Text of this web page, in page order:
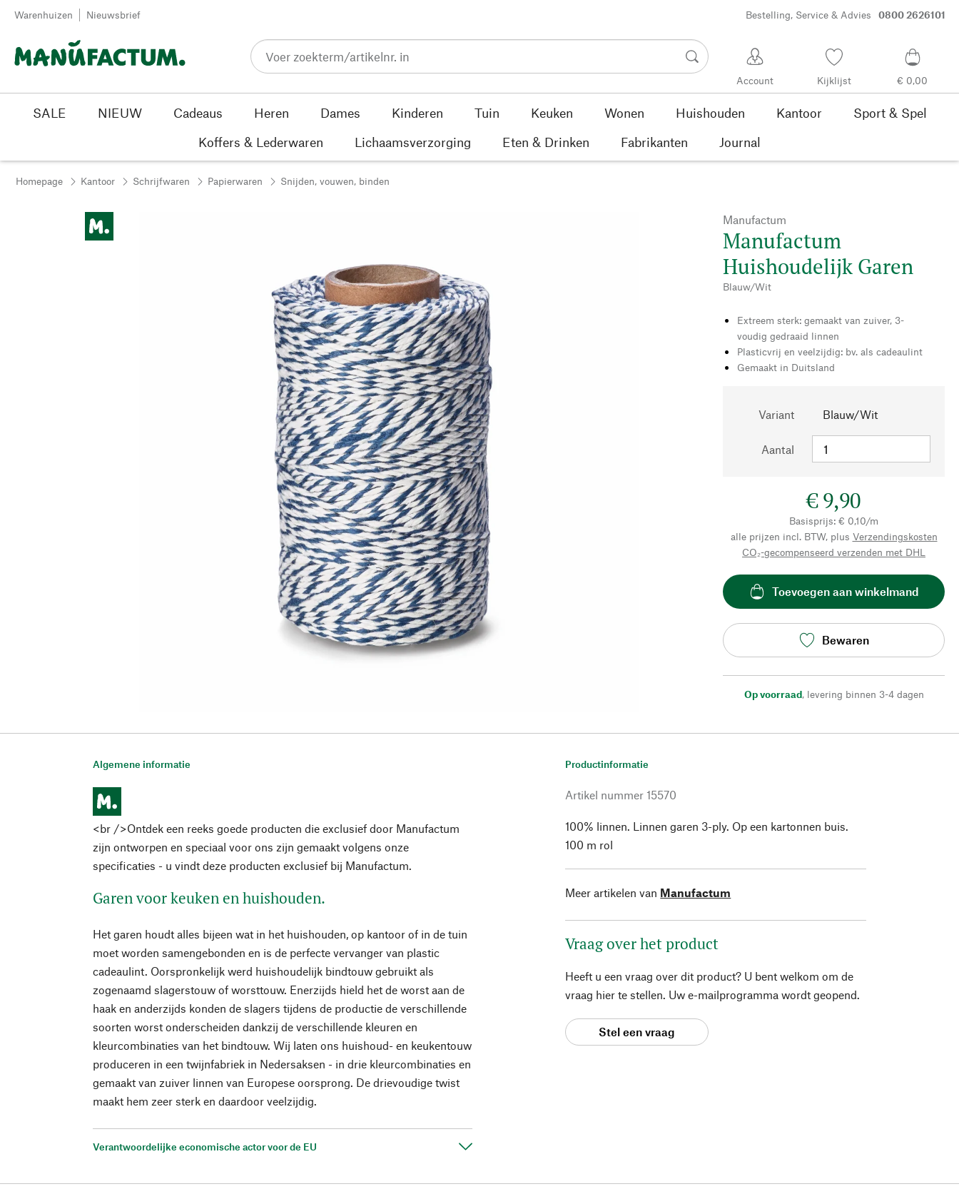
Passer au contenu
Warenhuizen Nieuwsbrief Bestelling, Service & Advies 0800 2626101
Account Kijklijst € 0,00
SALE NIEUW Cadeaus Heren Dames Kinderen Tuin Keuken Wonen Huishouden Kantoor
Sport & Spel
Koffers & Lederwaren
Lichaamsverzorging Eten & Drinken Fabrikanten Journal
Homepage Kantoor Schrijfwaren Papierwaren Snijden, vouwen, binden
Manufactum
Manufactum
Huishoudelijk Garen
Blauw/Wit
Extreem sterk: gemaakt van zuiver, 3-
voudig gedraaid linnen
Plasticvrij en veelzijdig: bv. als cadeaulint
Gemaakt in Duitsland
Variant Blauw/Wit
Aantal
€ 9,90
Basisprijs: € 0,10/m
alle prijzen incl. BTW, plus Verzendingskosten
CO₂-gecompenseerd verzenden met DHL
Toevoegen aan winkelmand
Bewaren
Op voorraad, levering binnen 3-4 dagen
Algemene informatie
<br />Ontdek een reeks goede producten die exclusief door Manufactum
zijn ontworpen en speciaal voor ons zijn gemaakt volgens onze
specificaties - u vindt deze producten exclusief bij Manufactum.
Garen voor keuken en huishouden.
Het garen houdt alles bijeen wat in het huishouden, op kantoor of in de tuin
moet worden samengebonden en is de perfecte vervanger van plastic
cadeaulint. Oorspronkelijk werd huishoudelijk bindtouw gebruikt als
zogenaamd slagerstouw of worsttouw. Enerzijds hield het de worst aan de
haak en anderzijds konden de slagers tijdens de productie de verschillende
soorten worst onderscheiden dankzij de verschillende kleuren en
kleurcombinaties van het bindtouw. Wij laten ons huishoud- en keukentouw
produceren in een twijnfabriek in Nedersaksen - in drie kleurcombinaties en
gemaakt van zuiver linnen van Europese oorsprong. De drievoudige twist
maakt hem zeer sterk en daardoor veelzijdig.
Verantwoordelijke economische actor voor de EU
Productinformatie
Artikel nummer 15570
100% linnen. Linnen garen 3-ply. Op een kartonnen buis.
100 m rol
Meer artikelen van Manufactum
Vraag over het product
Heeft u een vraag over dit product? U bent welkom om de
vraag hier te stellen. Uw e-mailprogramma wordt geopend.
Stel een vraag